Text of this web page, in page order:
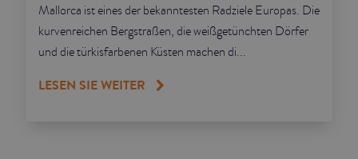
Mallorca ist eines der bekanntesten Radziele Europas. Die
kurvenreichen Bergstraßen, die weißgetünchten Dörfer
und die türkisfarbenen Küsten machen di...
LESEN SIE WEITER